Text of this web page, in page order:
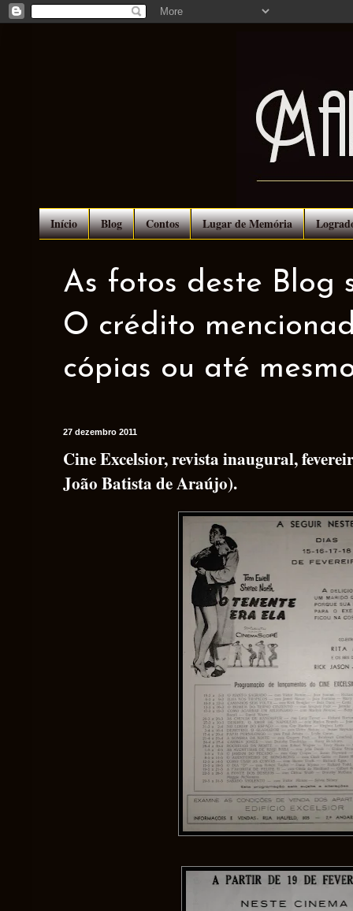
Início Blog Contos Lugar de Memória
As fotos deste Blog
O crédito
cópias ou até
27 dezembro 2011
Cine Excelsior, revista inaugural,
João Batista de Araújo).